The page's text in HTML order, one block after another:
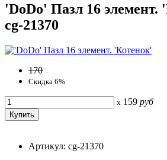
'DoDo' Пазл 16 элемент.
cg-21370
170
Скидка 6%
x 159 руб
Артикул: cg-21370